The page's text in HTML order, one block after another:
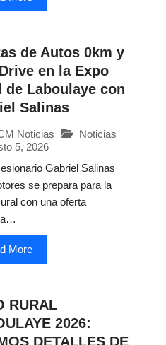
de Autos 0km y
en la Expo
de Laboulaye con
Salinas
Noticias
Noticias
5, 2026
Gabriel Salinas
se prepara para la
con una oferta
More
RURAL
2026:
DETALLES DE